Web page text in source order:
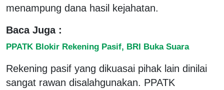
menampung dana hasil kejahatan.
Baca Juga :
PPATK Blokir Rekening Pasif, BRI Buka Suara
Rekening pasif yang dikuasai pihak lain dinilai
sangat rawan disalahgunakan. PPATK